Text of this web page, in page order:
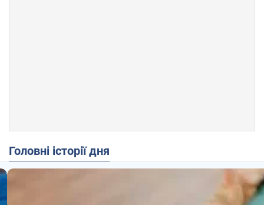
Головні історії дня